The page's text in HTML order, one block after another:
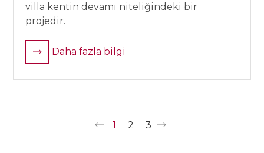
villa kentin devamı niteliğindeki bir
projedir.
Daha fazla bilgi
1 2 3